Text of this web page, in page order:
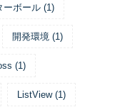
ーボール (1)
開発環境 (1)
(1)
ListView (1)